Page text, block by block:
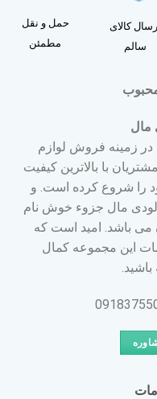
کالای
سالم
حمل و نقل
مطمئن
مال
گروه مولودی مال از سال 1370 در زمینه فروش لوازم
با بالاترین کیفیت
را شروع کرده است. و
مال جزوء خوش نام
می باشد. امید است که
این مجموعه کمال